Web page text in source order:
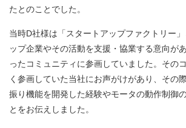
たとのことでした。
当時D社様は「スタートアップファクトリー
ップ企業やその活動を支援・協業する意向が
ったコミュニティに参画していました。その
く参画していた当社にお声がけがあり、その
振り機能を開発した経験やモータの動作制御
とをお伝えしました。